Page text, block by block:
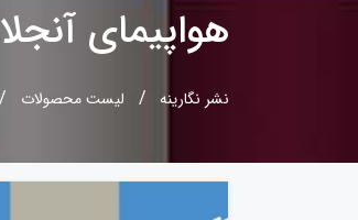
هواپیمای آنجلا
نشر نگارینه لیست محصولات